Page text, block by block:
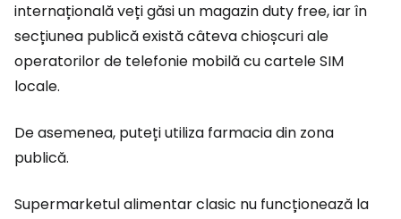
internațională veți găsi un magazinduty free, iar în
secțiunea publică există câteva chioșcuri ale
operatorilor de telefonie mobilă cu cartele SIM
locale.
De asemenea, puteți utiliza farmacia din zona
publică.
Supermarketul alimentar clasic nu funcționează la